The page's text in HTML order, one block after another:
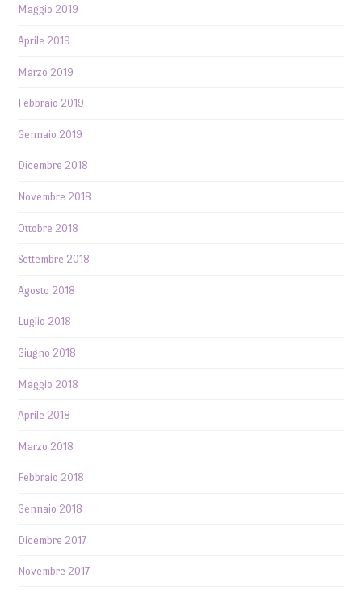
Maggio 2019
Aprile 2019
Marzo 2019
Febbraio 2019
Gennaio 2019
Dicembre 2018
Novembre 2018
Ottobre 2018
Settembre 2018
Agosto 2018
Luglio 2018
Giugno 2018
Maggio 2018
Aprile 2018
Marzo 2018
Febbraio 2018
Gennaio 2018
Dicembre 2017
Novembre 2017